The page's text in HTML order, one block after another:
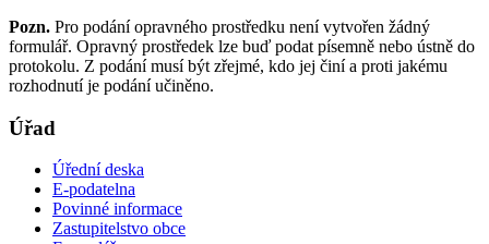
Pozn. Pro podání opravného prostředku není vytvořen žádný
formulář. Opravný prostředek lze buď podat písemně nebo ústně do
protokolu. Z podání musí být zřejmé, kdo jej činí a proti jakému
rozhodnutí je podání učiněno.
Úřad
Úřední deska
E-podatelna
Povinné informace
Zastupitelstvo obce